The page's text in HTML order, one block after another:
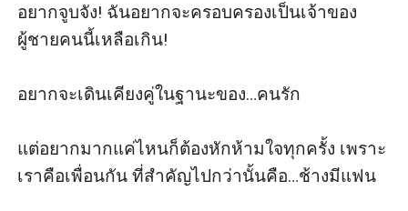
อยากจูบจัง! ฉันอยากจะครอบครองเป็นเจ้าของ
ผู้ชายคนนี้เหลือเกิน!
อยากจะเดินเคียงคู่ในฐานะของ…คนรัก
แต่อยากมากแค่ไหนก็ต้องหักห้ามใจทุกครั้ง เพราะ
เราคือเพื่อนกัน ที่สำคัญไปกว่านั้นคือ…ช้างมีแฟน